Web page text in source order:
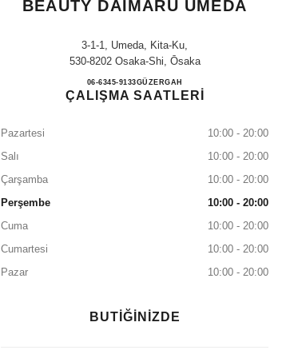
BEAUTY DAIMARU UMEDA
3-1-1, Umeda, Kita-Ku,
530-8202 Osaka-Shi, Ōsaka
ARAYIN
06-6345-9133GÜZERGAHCHANEL
ÇALIŞMA SAATLERİ
Pazartesi
10:00 - 20:00
Salı
10:00 - 20:00
Çarşamba
10:00 - 20:00
Perşembe
10:00 - 20:00
Cuma
10:00 - 20:00
Cumartesi
10:00 - 20:00
Pazar
10:00 - 20:00
BUTİĞİNİZDE